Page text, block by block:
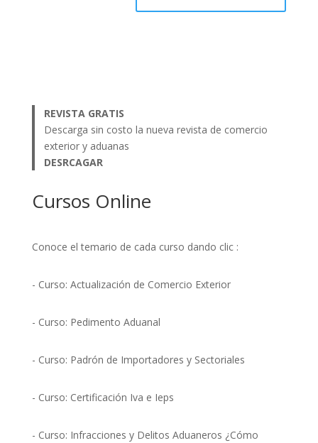
REVISTA GRATIS
Descarga sin costo la nueva revista de comercio
exterior y aduanas
DESRCAGAR
Cursos Online
Conoce el temario de cada curso dando clic :
- Curso: Actualización de Comercio Exterior
- Curso: Pedimento Aduanal
- Curso: Padrón de Importadores y Sectoriales
- Curso: Certificación Iva e Ieps
- Curso: Infracciones y Delitos Aduaneros ¿Cómo